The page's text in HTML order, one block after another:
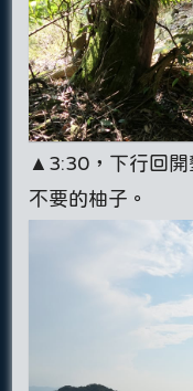
▲3:30，下行回開
不要的柚子。